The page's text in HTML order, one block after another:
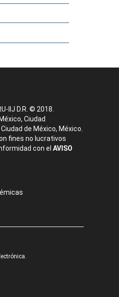
IIJ D.R. © 2018.
Ciudad
de México, México.
fines no lucrativos
con el AVISO